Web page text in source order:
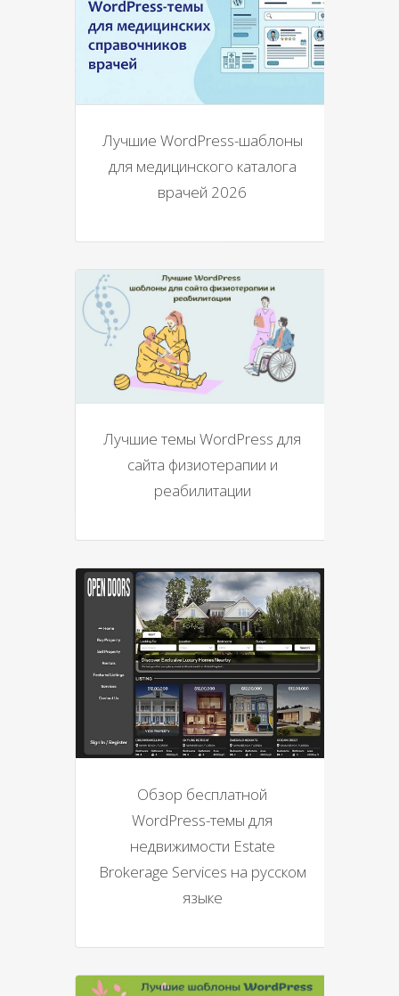
Лучшие WordPress-шаблоны
для медицинского каталога
врачей 2026
Лучшие темы WordPress для
сайта физиотерапии и
реабилитации
Обзор бесплатной
WordPress-темы для
недвижимости Estate
Brokerage Services на русском
языке